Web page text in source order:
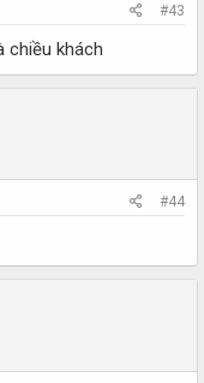
#43
chiều khách
#44